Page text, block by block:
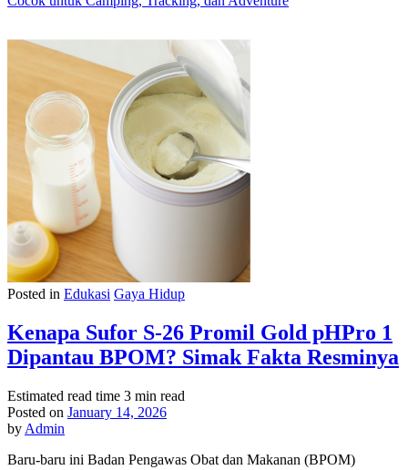
Posted in Edukasi Gaya Hidup
Kenapa Sufor S-26 Promil Gold pHPro 1
Dipantau BPOM? Simak Fakta Resminya
Estimated read time 3 min read
Posted on January 14, 2026
by Admin
Baru-baru ini Badan Pengawas Obat dan Makanan (BPOM)